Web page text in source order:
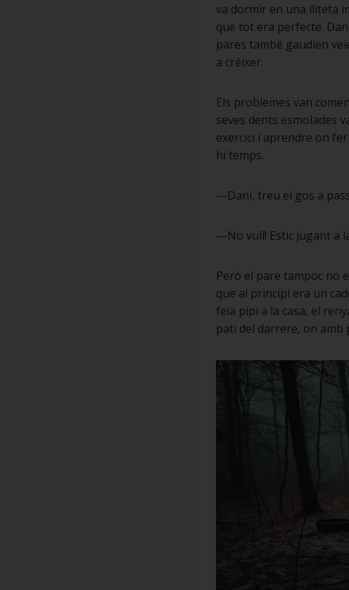
va dormir en una lliteta
que tot era perfecte.
pares també gaudien
a créixer.
Els problemes van
seves dents esmolades
exercici i aprendre on
hi temps.
—Dani, treu el gos a
—No vull! Estic jugant a
Però el pare tampoc no
que al principi era un
feia pipí a la casa, el
pati del darrere, on amb